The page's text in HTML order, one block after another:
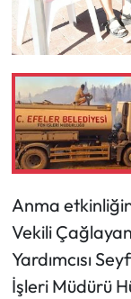
Anma
Vekili
Yardımcısı
İşleri Müdürü